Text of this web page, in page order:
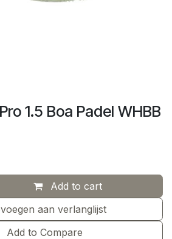
1.5 Boa Padel WHBB
Add to cart
Add to Compare
aan verlanglijst